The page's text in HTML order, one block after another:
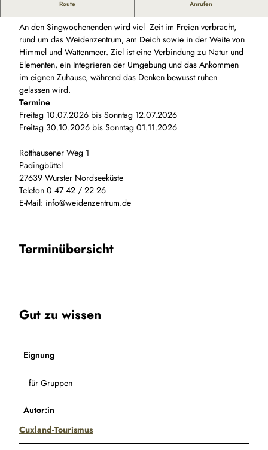
Route Anrufen
An den Singwochenenden wird viel Zeit im Freien verbracht,
rund um das Weidenzentrum, am Deich sowie in der Weite von
Himmel und Wattenmeer. Ziel ist eine Verbindung zu Natur und
Elementen, ein Integrieren der Umgebung und das Ankommen
im eignen Zuhause, während das Denken bewusst ruhen
gelassen wird.
Termine
Freitag 10.07.2026 bis Sonntag 12.07.2026
Freitag 30.10.2026 bis Sonntag 01.11.2026
Rotthausener Weg 1
Padingbüttel
27639 Wurster Nordseeküste
Telefon 0 47 42 / 22 26
E-Mail: info@weidenzentrum.de
Terminübersicht
Gut zu wissen
Eignung
für Gruppen
Autor:in
Cuxland-Tourismus